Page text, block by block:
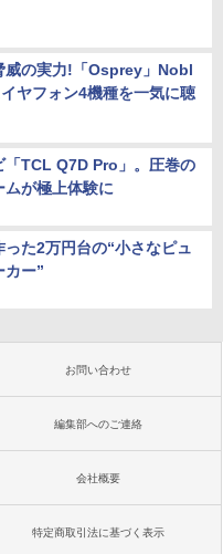
威の実力!「Osprey」Nobl
ヤフォン4機種を一気に聴
「TCL Q7D Pro」。圧巻の
が極上体験に
た2万円台の“小さなピュ
カー”
お問い合わせ
編集部へのご連絡
会社概要
特定商取引法に基づく表示